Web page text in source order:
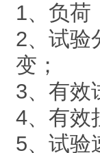
1、负荷
2、试验
变；
3、有效
4、有效
5、试验